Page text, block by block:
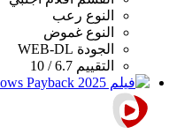
النوع رعب
النوع غموض
الجودة WEB-DL
التقييم 6.7 / 10